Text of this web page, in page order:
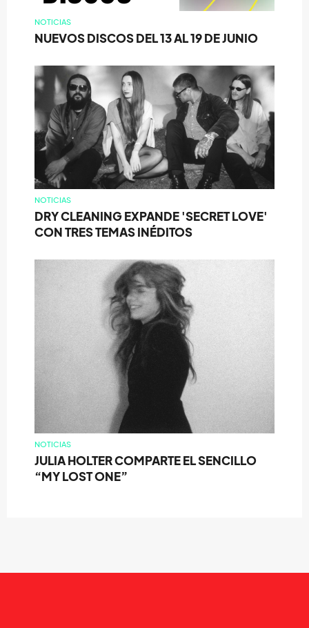
NOTICIAS
NUEVOS DISCOS DEL 13 AL 19 DE JUNIO
NOTICIAS
DRY CLEANING EXPANDE 'SECRET LOVE'
CON TRES TEMAS INÉDITOS
NOTICIAS
JULIA HOLTER COMPARTE EL SENCILLO
“MY LOST ONE”